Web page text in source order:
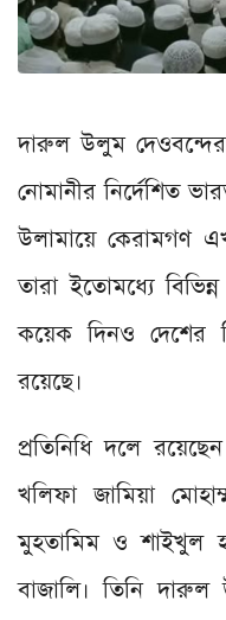
দারুল উলুম
নোমানীর নির্দেশিত
উলামায়ে কেরামগণ
তারা ইতোমধ্যে
কয়েক দিনও দেশের
রয়েছে।
প্রতিনিধি দলে
খলিফা জামিয়া
মুহতামিম ও শাইখুল
বাজালি। তিনি দারুল